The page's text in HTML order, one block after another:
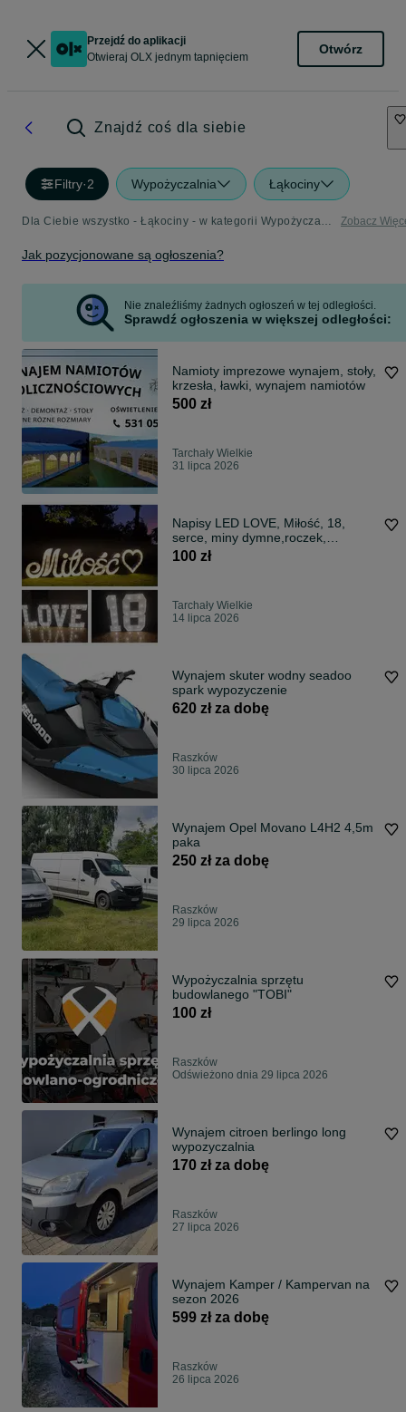
Przejdź do aplikacji
Otwieraj OLX jednym tapnięciem
Otwórz
Znajdź coś dla siebie
Filtry·2 Wypożyczalnia Łąkociny
Dla Ciebie wszystko - Łąkociny - w kategorii Wypożyczalnia Zobacz
Jak pozycjonowane są ogłoszenia?
Nie znaleźliśmy żadnych ogłoszeń w tej odległości.
Sprawdź ogłoszenia w większej odległości:
Namioty imprezowe wynajem, stoły,
krzesła, ławki, wynajem namiotów
500 zł
Tarchały Wielkie
31 lipca 2026
Napisy LED LOVE, Miłość, 18,
serce, miny dymne,roczek,
dekoracje
100 zł
Tarchały Wielkie
14 lipca 2026
Wynajem skuter wodny seadoo
spark wypozyczenie
620 zł za dobę
Raszków
30 lipca 2026
Wynajem Opel Movano L4H2 4,5m
paka
250 zł za dobę
Raszków
29 lipca 2026
Wypożyczalnia sprzętu
budowlanego "TOBI"
100 zł
Raszków
Odświeżono dnia 29 lipca 2026
Wynajem citroen berlingo long
wypozyczalnia
170 zł za dobę
Raszków
27 lipca 2026
Wynajem Kamper / Kampervan na
sezon 2026
599 zł za dobę
Raszków
26 lipca 2026